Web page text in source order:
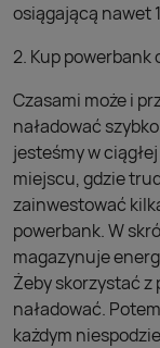
osiągającą nawet
2. Kup powerbank
Czasami może i
naładować
jesteśmy w
miejscu, gdzie
zainwestować
powerbank. W
magazynuje
Żeby skorzystać
naładować.
każdym